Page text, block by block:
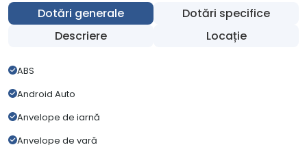
Dotări generale
Dotări specifice
Descriere
Locație
ABS
Android Auto
Anvelope de iarnă
Anvelope de vară